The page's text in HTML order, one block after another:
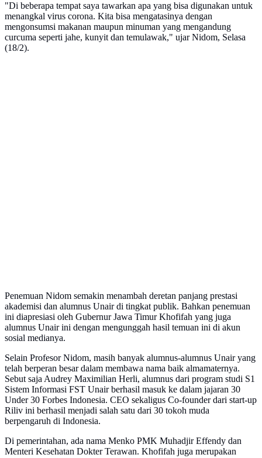
"Di beberapa tempat saya tawarkan apa yang bisa digunakan untuk
menangkal virus corona. Kita bisa mengatasinya dengan
mengonsumsi makanan maupun minuman yang mengandung
curcuma seperti jahe, kunyit dan temulawak," ujar Nidom, Selasa
(18/2).
Penemuan Nidom semakin menambah deretan panjang prestasi
akademisi dan alumnus Unair di tingkat publik. Bahkan penemuan
ini diapresiasi oleh Gubernur Jawa Timur Khofifah yang juga
alumnus Unair ini dengan mengunggah hasil temuan ini di akun
sosial medianya.
Selain Profesor Nidom, masih banyak alumnus-alumnus Unair yang
telah berperan besar dalam membawa nama baik almamaternya.
Sebut saja Audrey Maximilian Herli, alumnus dari program studi S1
Sistem Informasi FST Unair berhasil masuk ke dalam jajaran 30
Under 30 Forbes Indonesia. CEO sekaligus Co-founder dari start-up
Riliv ini berhasil menjadi salah satu dari 30 tokoh muda
berpengaruh di Indonesia.
Di pemerintahan, ada nama Menko PMK Muhadjir Effendy dan
Menteri Kesehatan Dokter Terawan. Khofifah juga merupakan